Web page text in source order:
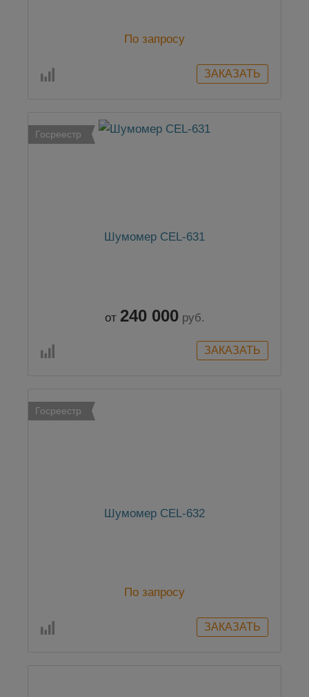
По запросу
Госреестр
Шумомер CEL-631
от 240 000 руб.
Госреестр
Шумомер CEL-632
По запросу